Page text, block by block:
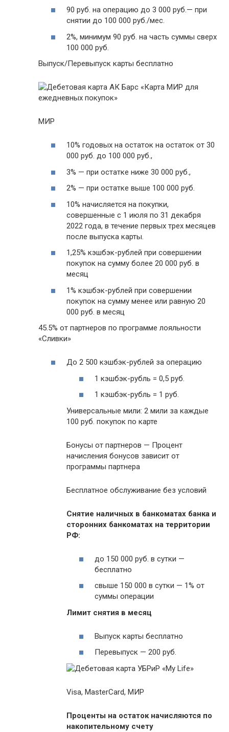
90 руб. на операцию до 3 000 руб.— при
снятии до 100 000 руб./мес.
2%, минимум 90 руб. на часть суммы сверх
100 000 руб.
Выпуск/Перевыпуск карты бесплатно
МИР
10% годовых на остаток на остаток от 30
000 руб. до 100 000 руб.,
3% — при остатке ниже 30 000 руб.,
2% — при остатке выше 100 000 руб.
10% начисляется на покупки,
совершенные с 1 июля по 31 декабря
2022 года, в течение первых трех месяцев
после выпуска карты.
1,25% кэшбэк-рублей при совершении
покупок на сумму более 20 000 руб. в
месяц
1% кэшбэк-рублей при совершении
покупок на сумму менее или равную 20
000 руб. в месяц
45.5% от партнеров по программе лояльности
«Сливки»
До 2 500 кэшбэк-рублей за операцию
1 кэшбэк-рубль = 0,5 руб.
1 кэшбэк-рубль = 1 руб.
Универсальные мили: 2 мили за каждые
100 руб. покупок по карте
Бонусы от партнеров — Процент
начисления бонусов зависит от
программы партнера
Бесплатное обслуживание без условий
Снятие наличных в банкоматах банка и
сторонних банкоматах на территории
РФ:
до 150 000 руб. в сутки —
бесплатно
свыше 150 000 в сутки — 1% от
суммы операции
Лимит снятия в месяц
Выпуск карты бесплатно
Перевыпуск — 200 руб.
Visa, MasterCard, МИР
Проценты на остаток начисляются по
накопительному счету